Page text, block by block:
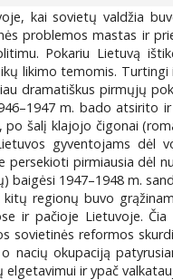
kai sovietų valdžia
problemos mastas ir
Pokariu Lietuvą
likimo temomis.
dramatiškus pirmųjų
m. bado atsirito
šalį klajojo čigonai
gyventojams dėl
persekioti pirmiausia
1947–1948 m.
regionų buvo
ir pačioje Lietuvoje.
sovietinės reformos
okupaciją
ir ypač